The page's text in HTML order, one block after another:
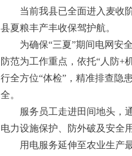
当前我县已全面进入麦收
县夏粮丰产丰收保驾护航。
为确保“三夏”期间电网安
防范为工作重点，依托“人防+
行全方位“体检”，精准排查隐
全。
服务员工走进田间地头，
电力设施保护、防外破及安全
用电服务延伸至农业生产